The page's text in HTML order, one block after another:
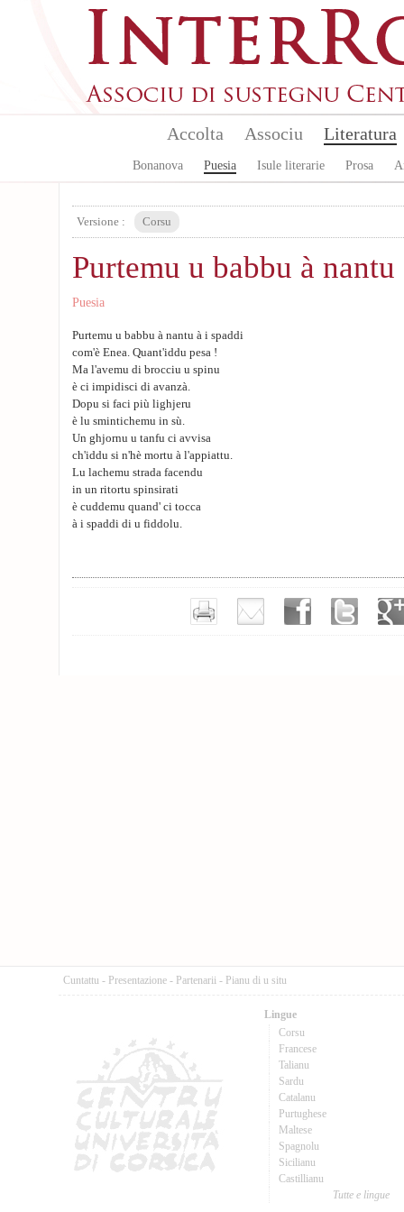
Accolta Associu Literatura
Bonanova Puesia Isule literarie Prosa
Versione : Corsu
Purtemu u babbu à
Puesia
Purtemu u babbu à nantu à i spaddi
com'è Enea. Quant'iddu pesa !
Ma l'avemu di brocciu u spinu
è ci impidisci di avanzà.
Dopu si faci più lighjeru
è lu smintichemu in sù.
Un ghjornu u tanfu ci avvisa
ch'iddu si n'hè mortu à l'appiattu.
Lu lachemu strada facendu
in un ritortu spinsirati
è cuddemu quand' ci tocca
à i spaddi di u fiddolu.
Cuntattu - Presentazione - Partenarii - Pianu di u situ
Lingue
Corsu
Francese
Talianu
Sardu
Catalanu
Purtughese
Maltese
Spagnolu
Sicilianu
Castillianu
Tutte e lingue